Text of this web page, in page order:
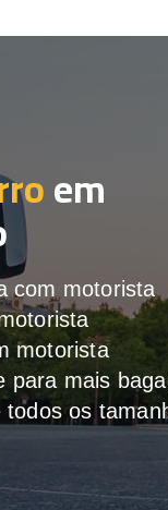
em
com motorista
motorista
para mais
os